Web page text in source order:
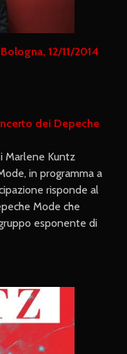
12/11/2014
dei Depeche
Marlene Kuntz
in programma a
risponde al
Mode che
esponente di